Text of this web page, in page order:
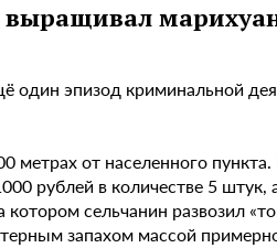
один эпизод криминальной
метрах от населенного
рублей в количестве 5 штук,
сельчанин развозил
запахом массой